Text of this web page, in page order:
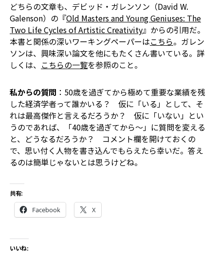
どちらの文章も、デビッド・ガレンソン（David W.
Galenson）の『Old Masters and Young Geniuses: The
Two Life Cycles of Artistic Creativity』からの引用だ。
本書と関係の深いワーキングペーパーはこちら。ガレン
ソンは、興味深い論文を他にもたくさん書いている。詳
しくは、 こちらの一覧を参照のこと。
私からの質問 ：50歳を過ぎてから極めて重要な業績を残
した経済学者って誰かいる？ 仮に「いる」として、そ
れは最高傑作と言えるだろうか？ 仮に「いない」とい
うのであれば、「40歳を過ぎてから～」に質問を変える
と、どうなるだろうか？ コメント欄を開けておくの
で、思い付く人物を書き込んでもらえたら幸いだ。答え
るのは簡単じゃないとは思うけどね。
共有:
Facebook X
いいね: